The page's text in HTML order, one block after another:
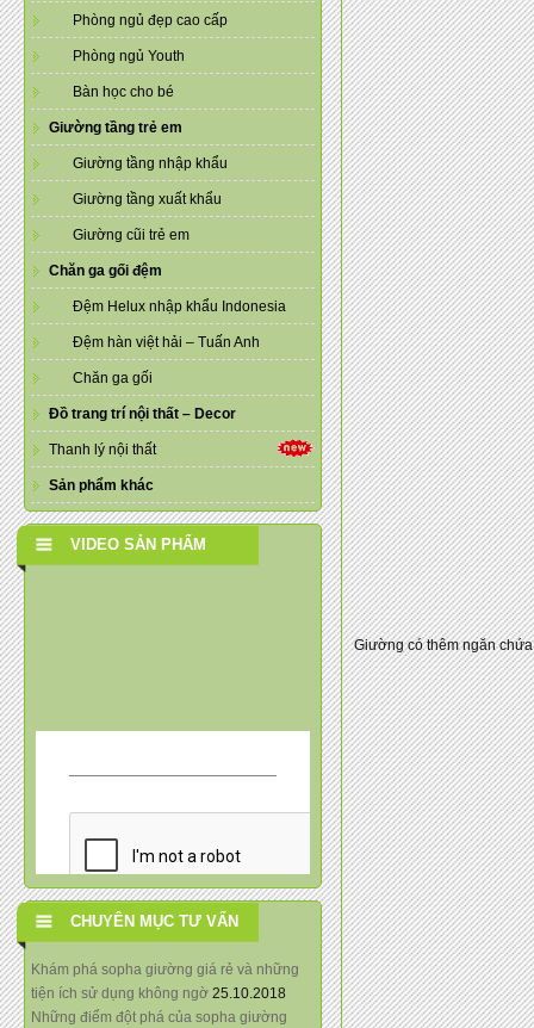
Phòng ngủ đẹp cao cấp
Phòng ngủ Youth
Bàn học cho bé
Giường tầng trẻ em
Giường tầng nhập khẩu
Giường tầng xuất khẩu
Giường cũi trẻ em
Chăn ga gối đệm
Đệm Helux nhập khẩu Indonesia
Đệm hàn việt hải – Tuấn Anh
Chăn ga gối
Đồ trang trí nội thất – Decor
Thanh lý nội thất
Sản phẩm khác
VIDEO SẢN PHẨM
CHUYÊN MỤC TƯ VẤN
Khám phá sopha giường giá rẻ và những
tiện ích sử dụng không ngờ 25.10.2018
Những điểm đột phá của sopha giường
Giường có thêm ngăn